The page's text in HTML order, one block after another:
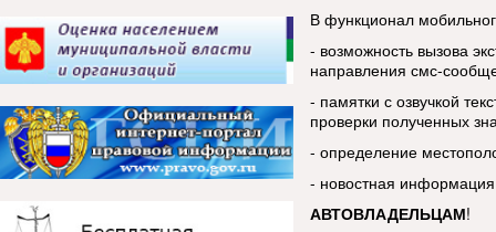
В функционал
- возможность вызова
направления смс-
- памятки с озвучкой
проверки полученных
- определение
- новостная
АВТОВЛАДЕЛЬЦАМ!